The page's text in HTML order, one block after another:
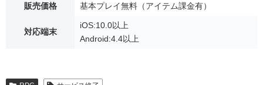
販売価格 基本プレイ無料（アイテム課金有）
対応端末
iOS:10.0以上
Android:4.4以上